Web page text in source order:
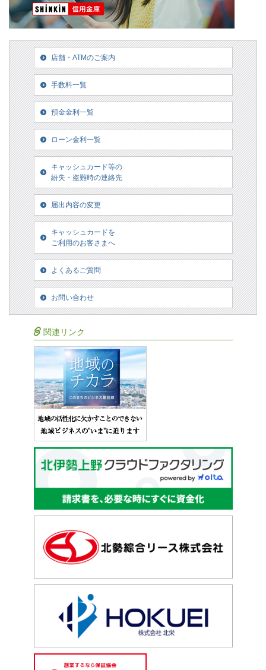
店舗・ATMのご案内
手数料一覧
預金金利一覧
ローン金利一覧
キャッシュカード等の
紛失・盗難時の連絡先
届出内容の変更
キャッシュカードを
ご利用のお客さまへ
よくあるご質問
お問い合わせ
関連リンク